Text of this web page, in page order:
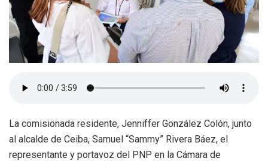
La comisionada residente, Jenniffer González Colón, junto
al alcalde de Ceiba, Samuel “Sammy” Rivera Báez, el
representante y portavoz del PNP en la Cámara de